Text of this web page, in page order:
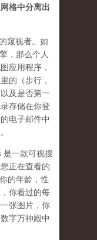
格中分离出
窥视者。如
，那么个人
应用程序，
的（步行，
及是否第一
存储在你登
电子邮件中
是一款可视搜
正在查看的
的年龄，性
你看过的每
张图片，你
字万神殿中